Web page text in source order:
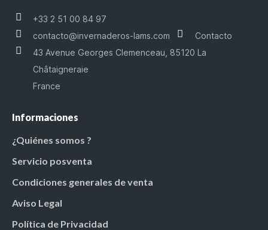
+33 2 51 00 84 97
contacto@invernaderos-lams.com
Contacto
43 Avenue Georges Clemenceau, 85120 La
Châtaigneraie
France
Informaciones
¿Quiénes somos ?
Servicio posventa
Condiciones generales de venta
Aviso Legal
Política de Privacidad